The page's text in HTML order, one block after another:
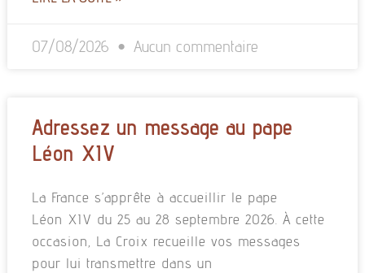
07/08/2026 Aucun commentaire
Adressez un message au pape
Léon XIV
La France s’apprête à accueillir le pape
Léon XIV du 25 au 28 septembre 2026. À cette
occasion, La Croix recueille vos messages
pour lui transmettre dans un